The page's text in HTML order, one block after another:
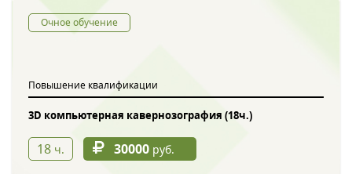
Очное обучение
Повышение квалификации
3D компьютерная кавернозография (18ч.)
18 ч. 30000 руб.